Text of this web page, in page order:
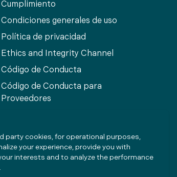
Cumplimiento
Condiciones generales de uso
Política de privacidad
Ethics and Integrity Channel
Código de Conducta
Código de Conducta para
Proveedores
party cookies, for operational purposes,
your experience, provide you with
interests and to analyze the performance